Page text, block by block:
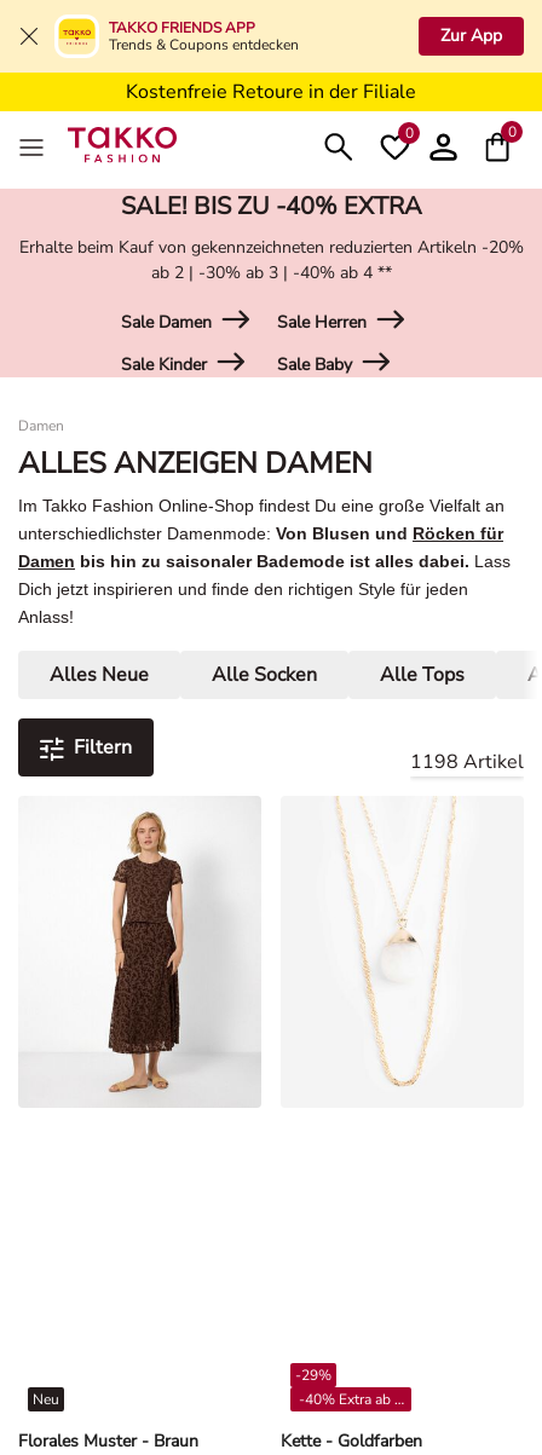
TAKKO FRIENDS APP
Trends & Coupons entdecken
Zur App
Kostenfreie Lieferung ab 19,99€ in Deine Filiale
Kostenfreie Retoure in der Filiale
5€ Gutschein nach Registrierung*
0 0
SALE! BIS ZU -40% EXTRA
Erhalte beim Kauf von gekennzeichneten reduzierten Artikeln -20%
ab 2 | -30% ab 3 | -40% ab 4 **
Sale Damen
Sale Herren
Sale Kinder
Sale Baby
Damen
ALLES ANZEIGEN DAMEN
Im Takko Fashion Online-Shop findest Du eine große Vielfalt an
unterschiedlichster Damenmode: Von Blusen und Röcken für
Damen bis hin zu saisonaler Bademode ist alles dabei. Lass
Dich jetzt inspirieren und finde den richtigen Style für jeden
Anlass!
Alles Neue Alle Socken Alle Tops
Filtern
1198 Artikel
Florales Muster - Braun
Neu
Kette - Goldfarben
-29%
-40% Extra ab 4**